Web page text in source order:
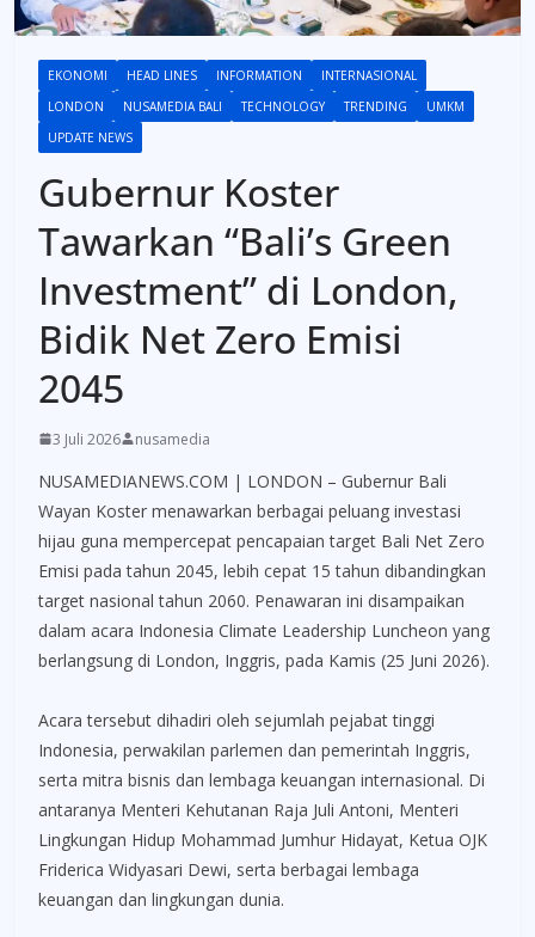
EKONOMI HEAD LINES INFORMATION
INTERNASIONAL
LONDON
NUSAMEDIA BALI TECHNOLOGY TRENDING
UMKM
UPDATE NEWS
Gubernur Koster
Tawarkan “Bali’s Green
Investment” di London,
Bidik Net Zero Emisi
2045
3 Juli 2026 nusamedia
NUSAMEDIANEWS.COM | LONDON – Gubernur Bali
Wayan Koster menawarkan berbagai peluang investasi
hijau guna mempercepat pencapaian target Bali Net Zero
Emisi pada tahun 2045, lebih cepat 15 tahun dibandingkan
target nasional tahun 2060. Penawaran ini disampaikan
dalam acara Indonesia Climate Leadership Luncheon yang
berlangsung di London, Inggris, pada Kamis (25 Juni 2026).
Acara tersebut dihadiri oleh sejumlah pejabat tinggi
Indonesia, perwakilan parlemen dan pemerintah Inggris,
serta mitra bisnis dan lembaga keuangan internasional. Di
antaranya Menteri Kehutanan Raja Juli Antoni, Menteri
Lingkungan Hidup Mohammad Jumhur Hidayat, Ketua OJK
Friderica Widyasari Dewi, serta berbagai lembaga
keuangan dan lingkungan dunia.